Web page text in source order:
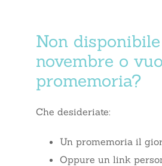
Non
novembre o
promemoria?
Che desideriate:
Un promemoria il
Oppure un link